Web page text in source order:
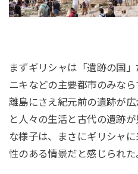
まずギリシャは「遺跡の国
ニキなどの主要都市のみな
離島にさえ紀元前の遺跡が
と人々の生活と古代の遺跡
な様子は、まさにギリシャ
性のある情景だと感じられた